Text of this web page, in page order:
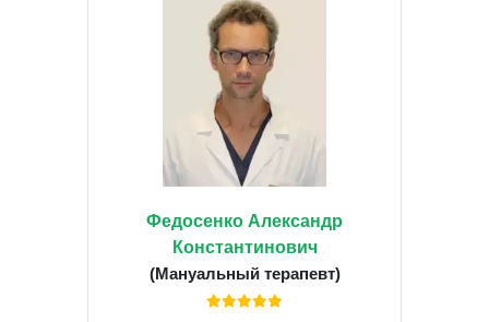
Федосенко Александр
Константинович
(Мануальный терапевт)